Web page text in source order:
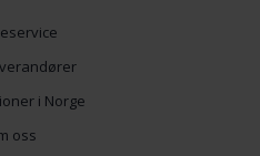
i Norge
oss